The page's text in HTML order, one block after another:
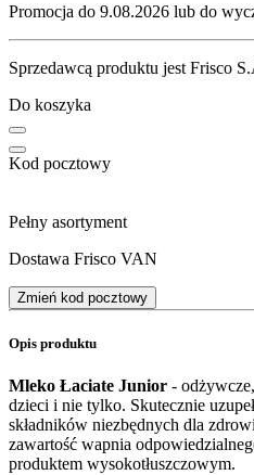
Promocja do 9.08.2026 lub do
Sprzedawcą produktu jest Frisco
Do koszyka
Kod pocztowy
Pełny asortyment
Dostawa Frisco VAN
Zmień kod pocztowy
Opis produktu
Mleko Łaciate Junior -
dzieci i nie tylko. Skutecznie
składników niezbędnych dla
zawartość wapnia
produktem wysokotłuszczowym.